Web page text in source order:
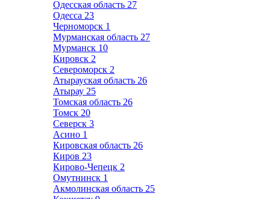
Одесская область 27
Одесса 23
Черноморск 1
Мурманская область 27
Мурманск 10
Кировск 2
Североморск 2
Атырауская область 26
Атырау 25
Томская область 26
Томск 20
Северск 3
Асино 1
Кировская область 26
Киров 23
Кирово-Чепецк 2
Омутнинск 1
Акмолинская область 25